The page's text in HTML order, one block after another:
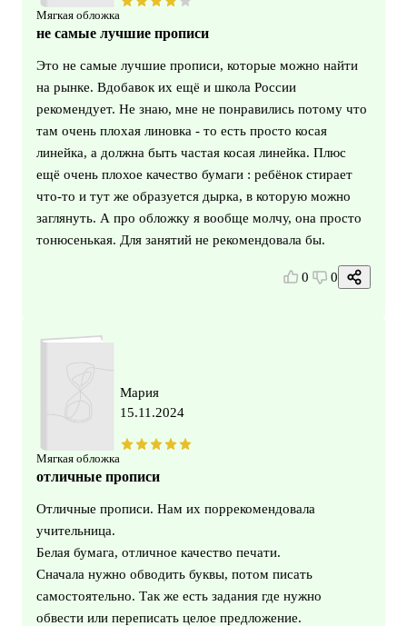
Мягкая обложка
не самые лучшие прописи
Это не самые лучшие прописи, которые можно найти
на рынке. Вдобавок их ещё и школа России
рекомендует. Не знаю, мне не понравились потому что
там очень плохая линовка - то есть просто косая
линейка, а должна быть частая косая линейка. Плюс
ещё очень плохое качество бумаги : ребёнок стирает
что-то и тут же образуется дырка, в которую можно
заглянуть. А про обложку я вообще молчу, она просто
тонюсенькая. Для занятий не рекомендовала бы.
0 0
Мягкая обложка
Мария
15.11.2024
отличные прописи
Отличные прописи. Нам их поррекомендовала
учительница.
Белая бумага, отличное качество печати.
Сначала нужно обводить буквы, потом писать
самостоятельно. Так же есть задания где нужно
обвести или переписать целое предложение.